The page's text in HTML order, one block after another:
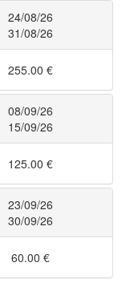
24/08/26
31/08/26
255.00 €
08/09/26
15/09/26
125.00 €
23/09/26
30/09/26
60.00 €